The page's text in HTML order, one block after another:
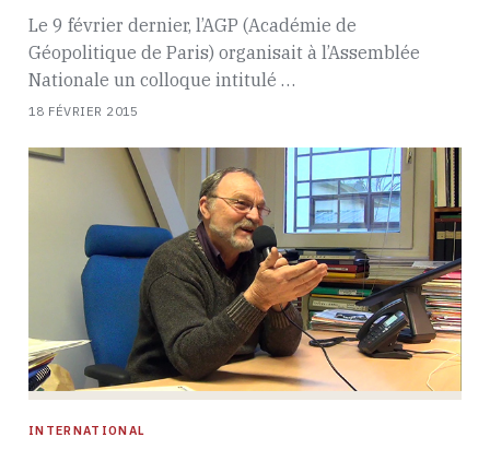
Le 9 février dernier, l’AGP (Académie de
Géopolitique de Paris) organisait à l’Assemblée
Nationale un colloque intitulé …
18 FÉVRIER 2015
INTERNATIONAL